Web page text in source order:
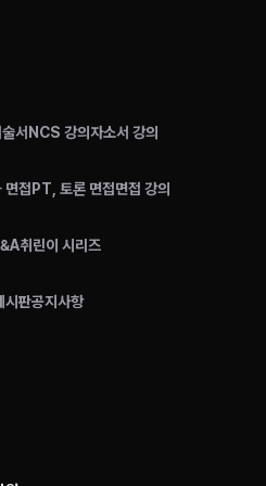
서 NCS 강의자소서 강의
면접 PT, 토론 면접면접 강의
취린이 시리즈
시판공지사항